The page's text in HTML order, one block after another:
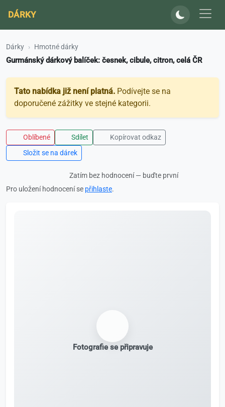
DÁRKY
Dárky Hmotné dárky
Gurmánský dárkový balíček: česnek, cibule, citron, celá ČR
Tato nabídka již není platná. Podívejte se na
doporučené zážitky ve stejné kategorii.
Oblíbené Sdílet
Kopírovat odkaz
Složit se na dárek
Zatím bez hodnocení — buďte první
Pro uložení hodnocení se přihlaste.
Fotografie se připravuje